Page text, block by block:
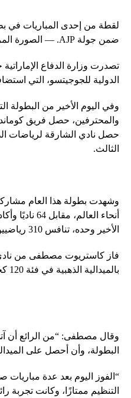
لقطة من إحدى المباريات في
ضمن جولة AJP. — الصورة المرفقة
تصدرت وزارة الدفاع
الدولية للجوجيتسو، التي
وفي اليوم الأخير من البطولة
والمحترفين، حصل فريق
حصل نادي الشارقة لرياضات
الثالث.
أنحاء
الأخير وحده، تنافس 310 رياضيين ورياضيات.
فاز كاستريوت مصطفى من
بالميدالية الذهبية في فئة 120 كجم للمحترفين.
وقال مصطفى: “من الرائع أن
البطولة، وأن أحصل على
“الفوز اليوم بعد عدة مباريات
التنظيم ممتازًا، وكانت تجربة